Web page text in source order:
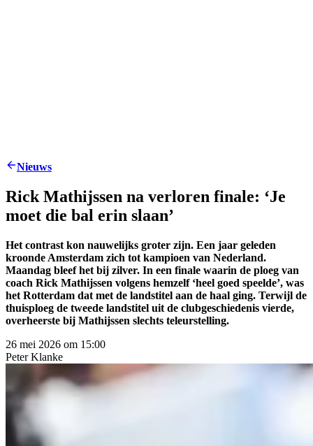
Nieuws
Rick Mathijssen na verloren finale: ‘Je
moet die bal erin slaan’
Het contrast kon nauwelijks groter zijn. Een jaar geleden
kroonde Amsterdam zich tot kampioen van Nederland.
Maandag bleef het bij zilver. In een finale waarin de ploeg van
coach Rick Mathijssen volgens hemzelf ‘heel goed speelde’, was
het Rotterdam dat met de landstitel aan de haal ging. Terwijl de
thuisploeg de tweede landstitel uit de clubgeschiedenis vierde,
overheerste bij Mathijssen slechts teleurstelling.
26 mei 2026 om 15:00
PeterKlanke